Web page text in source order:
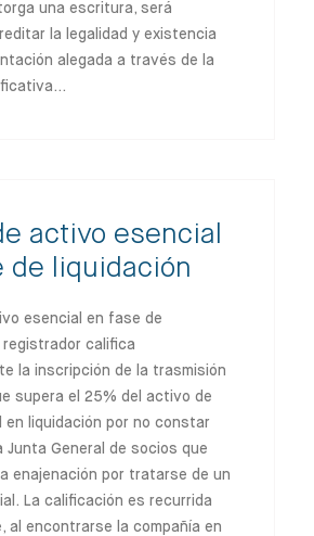
una escritura, será
la legalidad y existencia
alegada a través de la
activo esencial
de liquidación
esencial en fase de
registrador califica
la inscripción de la trasmisión
supera el 25% del activo de
en liquidación por no constar
Junta General de socios que
enajenación por tratarse de un
La calificación es recurrida
al encontrarse la compañía en